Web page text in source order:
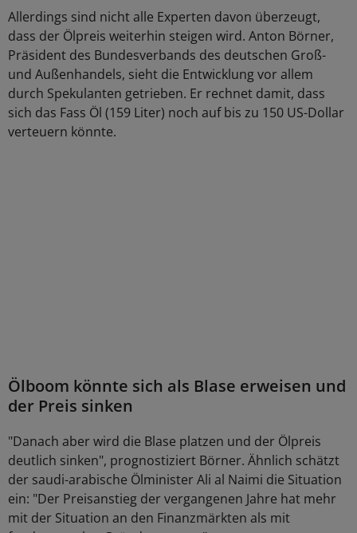
Allerdings sind nicht alle Experten davon überzeugt,
dass der Ölpreis weiterhin steigen wird. Anton Börner,
Präsident des Bundesverbands des deutschen Groß-
und Außenhandels, sieht die Entwicklung vor allem
durch Spekulanten getrieben. Er rechnet damit, dass
sich das Fass Öl (159 Liter) noch auf bis zu 150 US-Dollar
verteuern könnte.
Ölboom könnte sich als Blase erweisen und
der Preis sinken
"Danach aber wird die Blase platzen und der Ölpreis
deutlich sinken", prognostiziert Börner. Ähnlich schätzt
der saudi-arabische Ölminister Ali al Naimi die Situation
ein: "Der Preisanstieg der vergangenen Jahre hat mehr
mit der Situation an den Finanzmärkten als mit